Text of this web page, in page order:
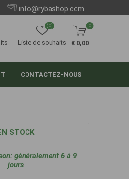
info@rybashop.com
Liste de souhaits
(0) 0
€ 0,00
CONTACTEZ-NOUS
STOCK
généralement 6 à 9
jours